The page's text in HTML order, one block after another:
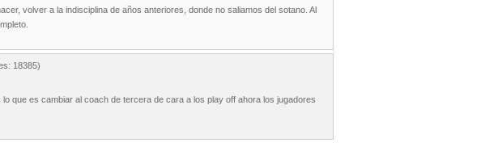
volver a la indisciplina de años anteriores, donde no saliamos del sotano. Al
18385)
que es cambiar al coach de tercera de cara a los play off ahora los jugadores